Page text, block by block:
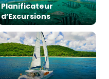
Planificateur
d’Excursions